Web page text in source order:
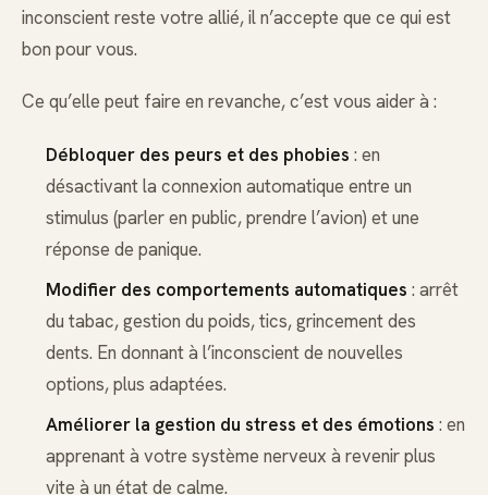
inconscient reste votre allié, il n’accepte que ce qui est
bon pour vous.
Ce qu’elle peut faire en revanche, c’est vous aider à :
Débloquer des peurs et des phobies : en
désactivant la connexion automatique entre un
stimulus (parler en public, prendre l’avion) et une
réponse de panique.
Modifier des comportements automatiques : arrêt
du tabac, gestion du poids, tics, grincement des
dents. En donnant à l’inconscient de nouvelles
options, plus adaptées.
Améliorer la gestion du stress et des émotions : en
apprenant à votre système nerveux à revenir plus
vite à un état de calme.